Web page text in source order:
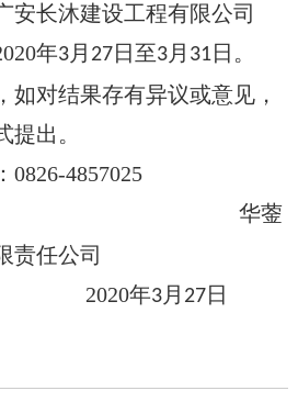
安长沐建设工程有限公司
年3月 27日至3月 31 日。
如对结果存有异议或意见，
出。
0826-4857025
华蓥
责任公司
年3月 27日